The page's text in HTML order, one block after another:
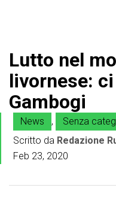
Lutto nel
livornese:
Gambogi
News ,
Senza
Scritto da Redazione
Feb 23, 2020